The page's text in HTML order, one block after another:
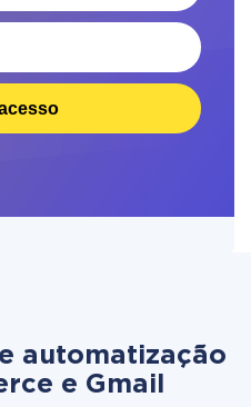
automatização
e Gmail